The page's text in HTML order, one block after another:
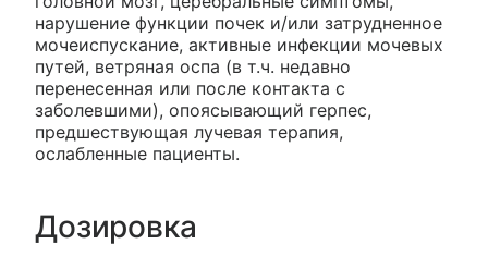
нарушение функции почек и/или затрудненное
мочеиспускание, активные инфекции мочевых
путей, ветряная оспа (в т.ч. недавно
перенесенная или после контакта с
заболевшими), опоясывающий герпес,
предшествующая лучевая терапия,
ослабленные пациенты.
Дозировка